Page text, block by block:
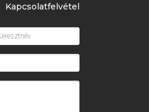
Kapcsolatfelvétel